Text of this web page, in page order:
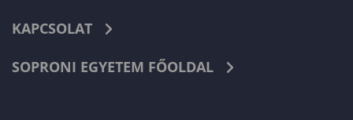
KAPCSOLAT
SOPRONI EGYETEM FŐOLDAL